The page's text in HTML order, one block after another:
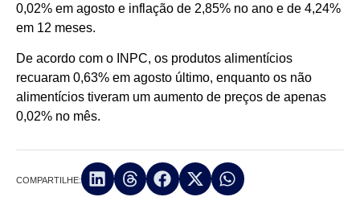
0,02% em agosto e inflação de 2,85% no ano e de 4,24%
em 12 meses.
De acordo com o INPC, os produtos alimentícios
recuaram 0,63% em agosto último, enquanto os não
alimentícios tiveram um aumento de preços de apenas
0,02% no mês.
COMPARTILHE: